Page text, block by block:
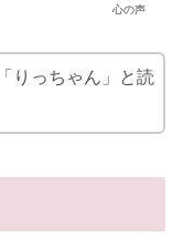
心の声
りっちゃん」と読